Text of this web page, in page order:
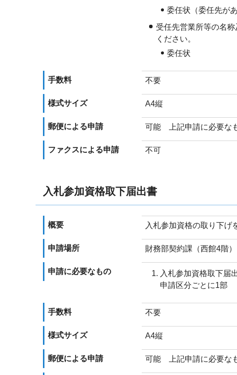
委任状（委任先が
受任先営業所等の名
ください。
委任状
手数料 不要
様式サイズ A4縦
郵便による申請 可能 上記申請に必要な
ファクスによる申請 不可
入札参加資格取下届出書
概要 入札参加資格の取り下げ
申請場所 財務部契約課（西館4階）
申請に必要なもの
入札参加資格取下届
申請区分ごとに1部
手数料 不要
様式サイズ A4縦
郵便による申請 可能 上記申請に必要な